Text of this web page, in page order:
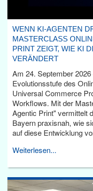
WENN KI-AGENTEN
MASTERCLASS
PRINT ZEIGT, WIE KI
VERÄNDERT
Am 24. September
Evolutionsstufe des
Universal Commerce
Workflows. Mit der
Agentic Print" vermittelt
Bayern praxisnah, wie
auf diese Entwicklung
Weiterlesen...